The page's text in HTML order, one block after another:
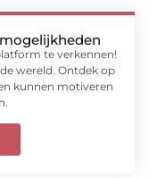
te verkennen!
wereld. Ontdek op
kunnen motiveren